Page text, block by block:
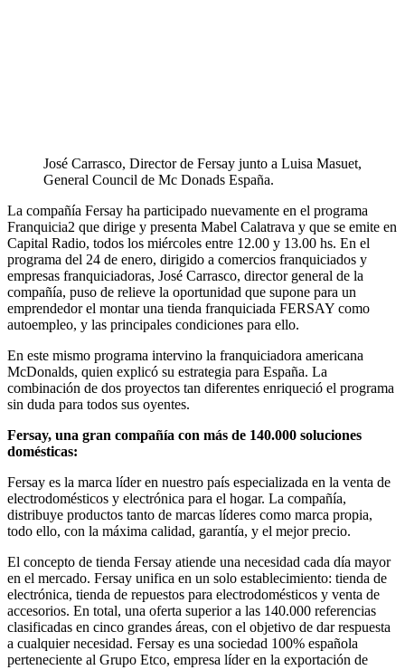
José Carrasco, Director de Fersay junto a Luisa Masuet,
General Council de Mc Donads España.
La compañía Fersay ha participado nuevamente en el programa
Franquicia2 que dirige y presenta Mabel Calatrava y que se emite en
Capital Radio, todos los miércoles entre 12.00 y 13.00 hs. En el
programa del 24 de enero, dirigido a comercios franquiciados y
empresas franquiciadoras, José Carrasco, director general de la
compañía, puso de relieve la oportunidad que supone para un
emprendedor el montar una tienda franquiciada FERSAY como
autoempleo, y las principales condiciones para ello.
En este mismo programa intervino la franquiciadora americana
McDonalds, quien explicó su estrategia para España. La
combinación de dos proyectos tan diferentes enriqueció el programa
sin duda para todos sus oyentes.
Fersay, una gran compañía con más de 140.000 soluciones
domésticas:
Fersay es la marca líder en nuestro país especializada en la venta de
electrodomésticos y electrónica para el hogar. La compañía,
distribuye productos tanto de marcas líderes como marca propia,
todo ello, con la máxima calidad, garantía, y el mejor precio.
El concepto de tienda Fersay atiende una necesidad cada día mayor
en el mercado. Fersay unifica en un solo establecimiento: tienda de
electrónica, tienda de repuestos para electrodomésticos y venta de
accesorios. En total, una oferta superior a las 140.000 referencias
clasificadas en cinco grandes áreas, con el objetivo de dar respuesta
a cualquier necesidad. Fersay es una sociedad 100% española
perteneciente al Grupo Etco, empresa líder en la exportación de